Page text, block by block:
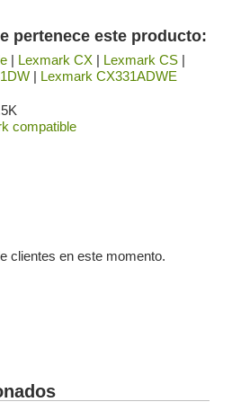
pertenece este producto:
| Lexmark CX | Lexmark CS |
| Lexmark CX331ADWE
compatible
clientes en este momento.